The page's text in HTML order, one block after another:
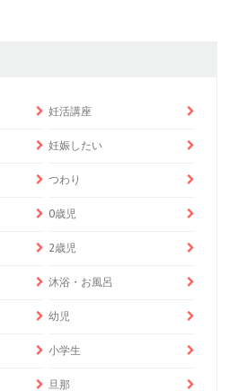
妊活講座
妊娠したい
つわり
0歳児
2歳児
沐浴・お風呂
幼児
小学生
旦那